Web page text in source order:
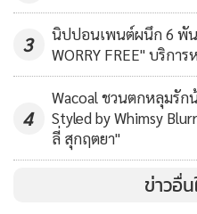
3
นิปปอนเพนต์ผนึก 6 พัน
WORRY FREE" บริกา
4
Wacoal ชวนตกหลุมรัก
Styled by Whimsy
ลี่ สุกฤตยา"
ข่าวอื่